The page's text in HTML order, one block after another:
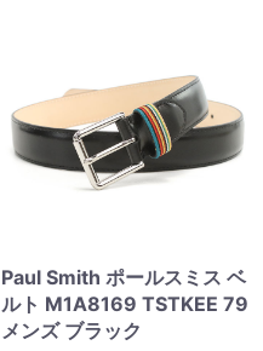
Paul Smith ポールスミス ベ
ルト M1A8169 TSTKEE 79
メンズ ブラック